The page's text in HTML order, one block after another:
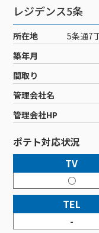
工事・配線につい
新居をご検討中の
ポテトを導入して
物件情報
特典・キャンペーン
おトクな割引サー
ご加入中の方
ご加入中のサービ
WEBメール
サポートサービス
サポートサービ
リモートコール
回線速度測定
接続・設定⽅法
訪問サポート
新着情報
メンテナンス・障
ポテトからのプレ
イベントカレンダー
講座のご案内
サービス案内
サービス案内
ケーブルテレビ
ケーブルテレビ
チャンネル紹介
料⾦プラン
NHK衛星受信
機器⼀覧
インターネット
インターネッ
料⾦プラン
Wi-Fiサービス
ポテトホーム
オプションサ
インターネッ
固定電話
固定電話トップ
基本料⾦・通話
オプションサー
auスマートバ
auまとめトーク
ポテトスマート
料⾦プラン
機種⼀覧
オプションサ
でんき
でんきトップ
ポラリンでん
ポテトでんき
暮らしを快適にす
暮らしを快適
ポテトライフ
コミチャン
お困りの方はこ
会社案内
メンテナンス
障害情報
レジデンス5条
所在地
5条通7
築年月
間取り
管理会社名
管理会社HP
ポテト対応状況
TV
○
TEL
-